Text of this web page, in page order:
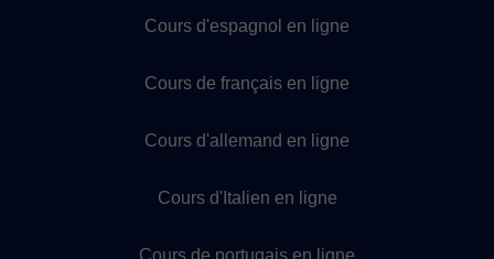
Cours d'espagnol en ligne
Cours de français en ligne
Cours d'allemand en ligne
Cours d'Italien en ligne
Cours de portugais en ligne